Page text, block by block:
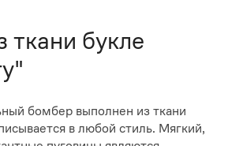
ткани букле
бомбер выполнен из ткани
в любой стиль. Мягкий,